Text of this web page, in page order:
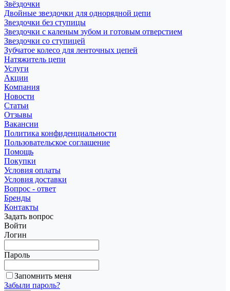
Звёздочки
Двойные звездочки для однорядной цепи
Звездочки без ступицы
Звездочки с каленым зубом и готовым отверстием
Звездочки со ступицей
Зубчатое колесо для ленточных цепей
Натяжитель цепи
Услуги
Акции
Компания
Новости
Статьи
Отзывы
Вакансии
Политика конфиденциальности
Пользовательское соглашение
Помощь
Покупки
Условия оплаты
Условия доставки
Вопрос - ответ
Бренды
Контакты
Задать вопрос
Войти
Логин
Пароль
Запомнить меня
Забыли пароль?